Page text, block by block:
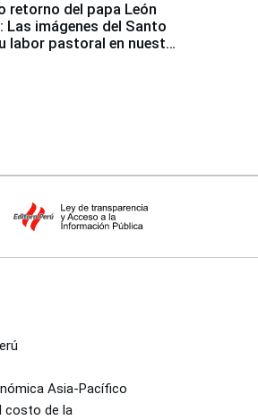
retorno del papa León
Las imágenes del Santo
labor pastoral en nuestro
Asia-Pacífico
costo de la